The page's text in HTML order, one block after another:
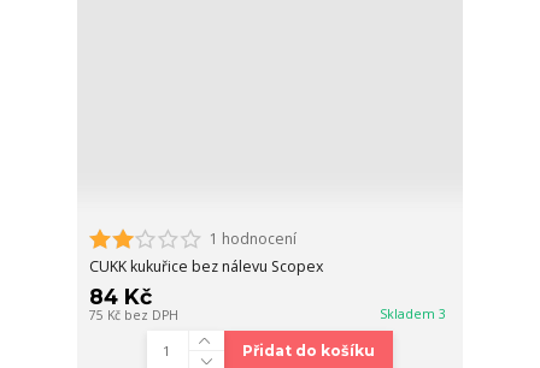
1 hodnocení
CUKK kukuřice bez nálevu Scopex
84 Kč
75 Kč bez DPH Skladem 3
Přidat do košíku